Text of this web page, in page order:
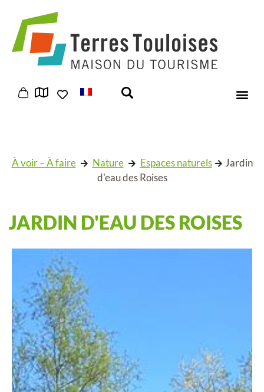
À voir – À faire Nature Espaces naturels
Jardin
d'eau des Roises
JARDIN D'EAU DES ROISES